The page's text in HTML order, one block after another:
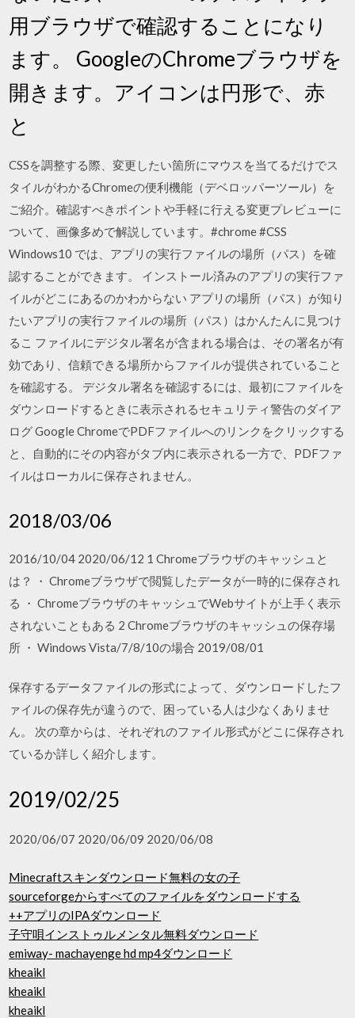
用ブラウザで確認することになり
ます。 GoogleのChromeブラウザを
開きます。アイコンは円形で、赤
と
CSSを調整する際、変更したい箇所にマウスを当てるだけでス
タイルがわかるChromeの便利機能（デベロッパーツール）を
ご紹介。確認すべきポイントや手軽に行える変更プレビューに
ついて、画像多めで解説しています。#chrome #CSS
Windows10 では、アプリの実行ファイルの場所（パス）を確
認することができます。 インストール済みのアプリの実行ファ
イルがどこにあるのかわからない アプリの場所（パス）が知り
たいアプリの実行ファイルの場所（パス）はかんたんに見つけ
るこ ファイルにデジタル署名が含まれる場合は、その署名が有
効であり、信頼できる場所からファイルが提供されていること
を確認する。 デジタル署名を確認するには、最初にファイルを
ダウンロードするときに表示されるセキュリティ警告のダイア
ログ Google ChromeでPDFファイルへのリンクをクリックする
と、自動的にその内容がタブ内に表示される一方で、PDFファ
イルはローカルに保存されません。
2018/03/06
2016/10/04 2020/06/12 1 Chromeブラウザのキャッシュと
は？ ・ Chromeブラウザで閲覧したデータが一時的に保存され
る ・ ChromeブラウザのキャッシュでWebサイトが上手く表示
されないこともある 2 Chromeブラウザのキャッシュの保存場
所 ・ Windows Vista/7/8/10の場合 2019/08/01
保存するデータファイルの形式によって、ダウンロードしたフ
ァイルの保存先が違うので、困っている人は少なくありませ
ん。 次の章からは、それぞれのファイル形式がどこに保存され
ているか詳しく紹介します。
2019/02/25
2020/06/07 2020/06/09 2020/06/08
Minecraftスキンダウンロード無料の女の子
sourceforgeからすべてのファイルをダウンロードする
++アプリのIPAダウンロード
子守唄インストゥルメンタル無料ダウンロード
emiway- machayenge hd mp4ダウンロード
kheaikl
kheaikl
kheaikl